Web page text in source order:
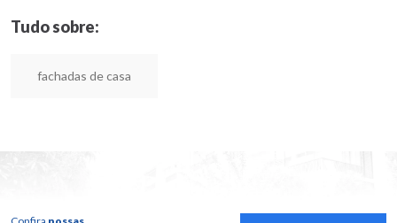
Tudo sobre:
fachadas de casa